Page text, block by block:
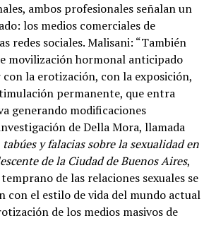
ambos profesionales señalan un
los medios comerciales de
redes sociales. Malisani: “También
movilización hormonal anticipado
con la erotización, con la exposición,
permanente, que entra
generando modificaciones
de Della Mora, llamada
y falacias sobre la sexualidad en
de la Ciudad de Buenos Aires,
de las relaciones sexuales se
con el estilo de vida del mundo actual
de los medios masivos de